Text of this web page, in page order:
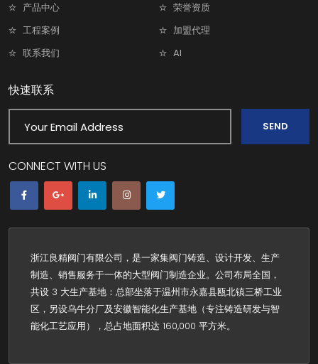
产品中心
荣誉资质
工程案例
加盟代理
联系我们
AI
快速联系
SEND
CONNECT WITH US
浙江良精阀门有限公司，是一家集阀门铸造、设计开发、生产
制造、销售服务于一体的大型阀门制造企业。公司布局全国，
共设 3 大生产基地：总部坐落于温州市永嘉县瓯北镇三桥工业
区，另设乌牛分厂及安徽智能化生产基地（专注铸造研发与智
能化工艺应用），总占地面积达 160,000 平方米。